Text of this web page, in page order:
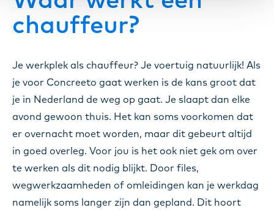
chauffeur?
Je werkplek als chauffeur? Je voertuig natuurlijk! Als
je voor Concreeto gaat werken is de kans groot dat
je in Nederland de weg op gaat. Je slaapt dan elke
avond gewoon thuis. Het kan soms voorkomen dat
er overnacht moet worden, maar dit gebeurt altijd
in goed overleg. Voor jou is het ook niet gek om over
te werken als dit nodig blijkt. Door files,
wegwerkzaamheden of omleidingen kan je werkdag
namelijk soms langer zijn dan gepland. Dit hoort